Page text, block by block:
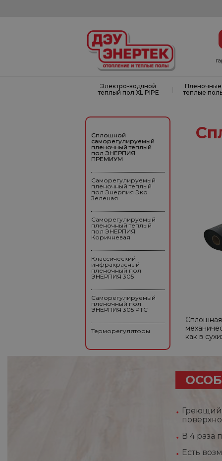
Электро-водяной
теплый пол XL PIPE
Пленочные
теплые
Сплошная
как в
Греющий
В 4 раза
Есть
Сплошной
саморегулируемый
пленочный теплый
пол ЭНЕРПИЯ
ПРЕМИУМ
Саморегулируемый
пленочный теплый
пол Энерпия Эко
Зеленая
Саморегулируемый
пленочный теплый
пол ЭНЕРПИЯ
Коричневая
Классический
инфракрасный
пленочный пол
ЭНЕРПИЯ 305
Саморегулируемый
пленочный пол
ЭНЕРПИЯ 305 PTC
Терморегуляторы